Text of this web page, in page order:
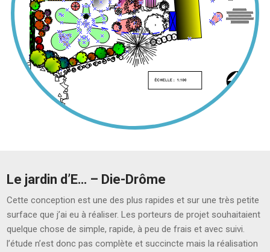
Le jardin d’E… – Die-Drôme
Cette conception est une des plus rapides et sur une très petite
surface que j’ai eu à réaliser. Les porteurs de projet souhaitaient
quelque chose de simple, rapide, à peu de frais et avec suivi.
l’étude n’est donc pas complète et succincte mais la réalisation